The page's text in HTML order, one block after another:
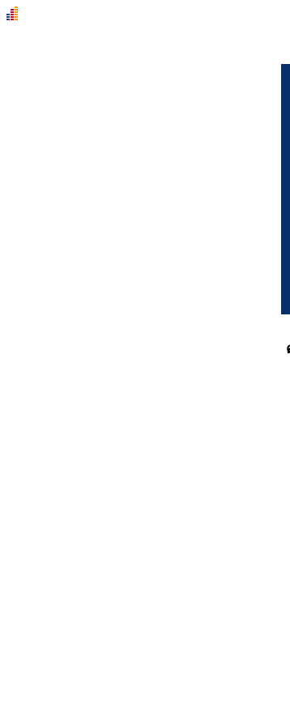
ดาวน์โหลดเอกสารแล